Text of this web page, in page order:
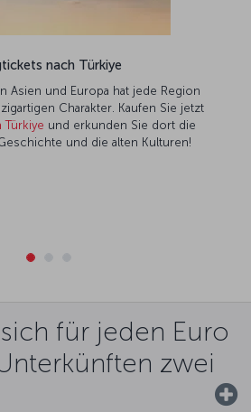
nach Türkiye
Asien und Europa hat jede Region
Charakter. Kaufen Sie jetzt
Türkiye und erkunden Sie dort die
und die alten Kulturen!
für jeden Euro
zwei